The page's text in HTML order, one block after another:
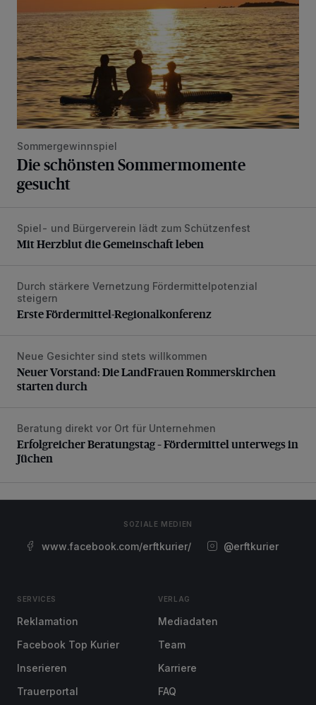
Sommergewinnspiel
Die schönsten Sommermomente
gesucht
Mit Herzblut die Gemeinschaft leben
Spiel- und Bürgerverein lädt zum Schützenfest
Mit Herzblut die Gemeinschaft leben
Erste Fördermittel-Regionalkonferenz
Durch stärkere Vernetzung Fördermittelpotenzial
steigern
Erste Fördermittel-Regionalkonferenz
Neuer Vorstand: Die LandFrauen Rommerskirchen starten
Neue Gesichter sind stets willkommen
Neuer Vorstand: Die LandFrauen Rommerskirchen
starten durch
Erfolgreicher Beratungstag – Fördermittel unterwegs in
Beratung direkt vor Ort für Unternehmen
Erfolgreicher Beratungstag – Fördermittel unterwegs in
Jüchen
SOZIALE MEDIEN
www.facebook.com/erftkurier/ @erftkurier
SERVICES
Reklamation
Facebook Top Kurier
Inserieren
Trauerportal
VERLAG
Mediadaten
Team
Karriere
FAQ